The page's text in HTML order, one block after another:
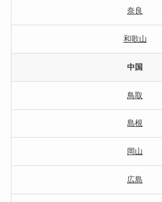
奈良
和歌山
中国
鳥取
島根
岡山
広島